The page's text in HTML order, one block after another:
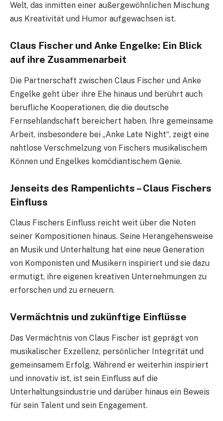
Welt, das inmitten einer außergewöhnlichen Mischung
aus Kreativität und Humor aufgewachsen ist.
Claus Fischer und Anke Engelke: Ein Blick
auf ihre Zusammenarbeit
Die Partnerschaft zwischen Claus Fischer und Anke
Engelke geht über ihre Ehe hinaus und berührt auch
berufliche Kooperationen, die die deutsche
Fernsehlandschaft bereichert haben. Ihre gemeinsame
Arbeit, insbesondere bei „Anke Late Night“, zeigt eine
nahtlose Verschmelzung von Fischers musikalischem
Können und Engelkes komödiantischem Genie.
Jenseits des Rampenlichts – Claus Fischers
Einfluss
Claus Fischers Einfluss reicht weit über die Noten
seiner Kompositionen hinaus. Seine Herangehensweise
an Musik und Unterhaltung hat eine neue Generation
von Komponisten und Musikern inspiriert und sie dazu
ermutigt, ihre eigenen kreativen Unternehmungen zu
erforschen und zu erneuern.
Vermächtnis und zukünftige Einflüsse
Das Vermächtnis von Claus Fischer ist geprägt von
musikalischer Exzellenz, persönlicher Integrität und
gemeinsamem Erfolg. Während er weiterhin inspiriert
und innovativ ist, ist sein Einfluss auf die
Unterhaltungsindustrie und darüber hinaus ein Beweis
für sein Talent und sein Engagement.